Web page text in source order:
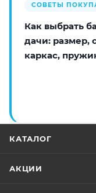
СОВЕТЫ
Как выбрать
дачи: размер,
каркас,
КАТАЛОГ
АКЦИИ